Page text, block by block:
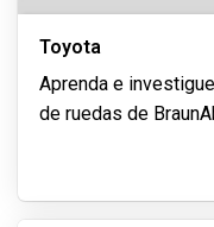
Toyota
Aprenda e
de ruedas de